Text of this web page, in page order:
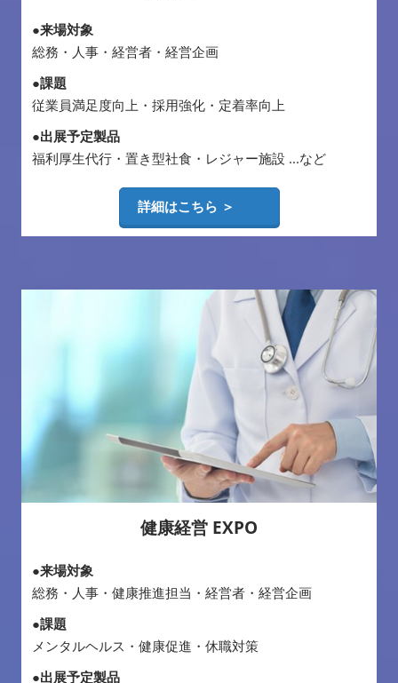
●来場対象
総務・人事・経営者・経営企画
●課題
従業員満足度向上・採用強化・定着率向上
●出展予定製品
福利厚生代行・置き型社食・レジャー施設 ...など
詳細はこちら ＞
健康経営 EXPO
●来場対象
総務・人事・健康推進担当・経営者・経営企画
●課題
メンタルヘルス・健康促進・休職対策
●出展予定製品